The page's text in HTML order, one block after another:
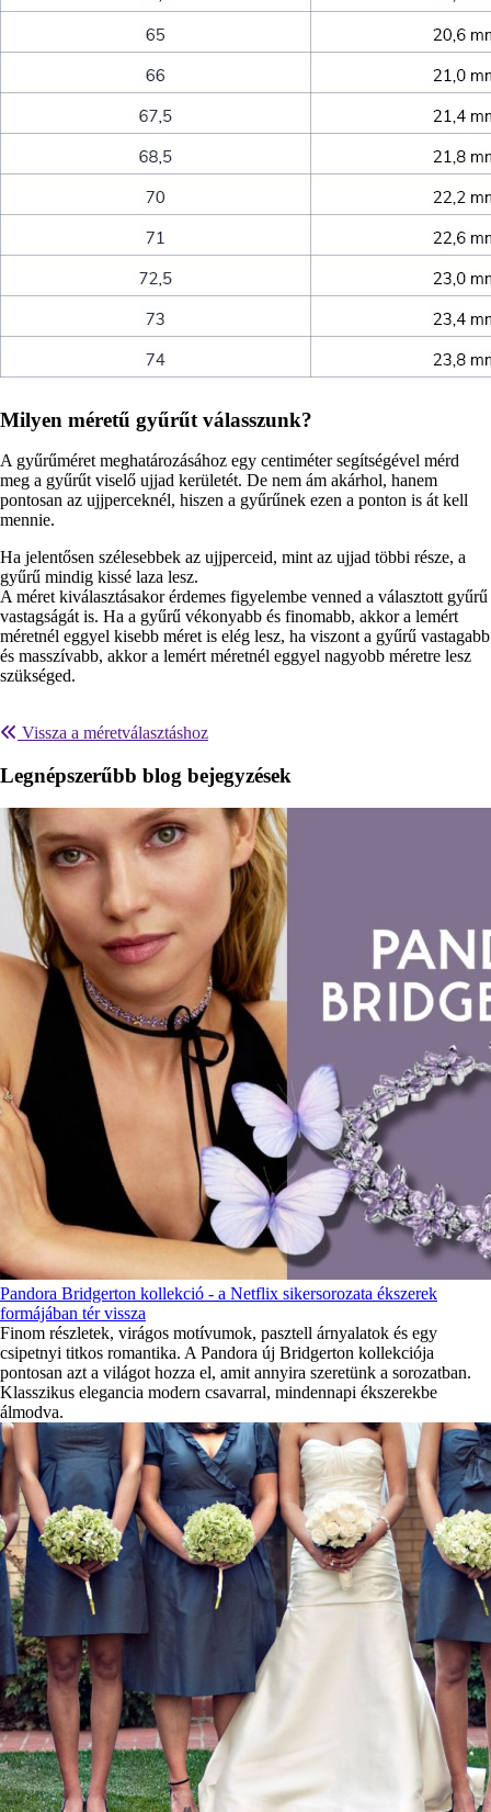
Milyen méretű gyűrűt válasszunk?
A gyűrűméret meghatározásához egy centiméter segítségével mérd
meg a gyűrűt viselő ujjad kerületét. De nem ám akárhol, hanem
pontosan az ujjperceknél, hiszen a gyűrűnek ezen a ponton is át kell
mennie.
Ha jelentősen szélesebbek az ujjperceid, mint az ujjad többi része, a
gyűrű mindig kissé laza lesz.
A méret kiválasztásakor érdemes figyelembe venned a választott gyűrű
vastagságát is. Ha a gyűrű vékonyabb és finomabb, akkor a lemért
méretnél eggyel kisebb méret is elég lesz, ha viszont a gyűrű vastagabb
és masszívabb, akkor a lemért méretnél eggyel nagyobb méretre lesz
szükséged.
Vissza a méretválasztáshoz
Legnépszerűbb blog bejegyzések
Pandora Bridgerton kollekció - a Netflix sikersorozata ékszerek
formájában tér vissza
Finom részletek, virágos motívumok, pasztell árnyalatok és egy
csipetnyi titkos romantika. A Pandora új Bridgerton kollekciója
pontosan azt a világot hozza el, amit annyira szeretünk a sorozatban.
Klasszikus elegancia modern csavarral, mindennapi ékszerekbe
álmodva.